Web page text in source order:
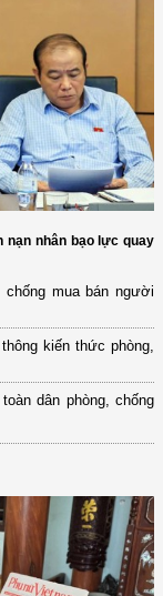
nạn nhân bạo lực quay
chống mua bán người
kiến thức phòng,
dân phòng, chống